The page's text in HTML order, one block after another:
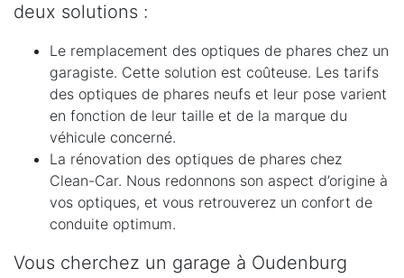
deux solutions :
Le remplacement des optiques de phares chez un
garagiste. Cette solution est coûteuse. Les tarifs
des optiques de phares neufs et leur pose varient
en fonction de leur taille et de la marque du
véhicule concerné.
La rénovation des optiques de phares chez
Clean-Car. Nous redonnons son aspect d’origine à
vos optiques, et vous retrouverez un confort de
conduite optimum.
Vous cherchez un garage à Oudenburg